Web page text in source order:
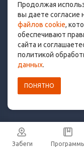
Уведомление о
Забеги
Продолжая
вы даете согласие
файлов cookie,
обеспечивают
сайта и
политикой
данных.
ПОНЯТНО